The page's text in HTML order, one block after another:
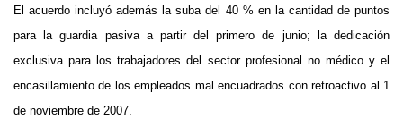
El acuerdo incluyó además la suba del 40 % en la cantidad de puntos
para la guardia pasiva a partir del primero de junio; la dedicación
exclusiva para los trabajadores del sector profesional no médico y el
encasillamiento de los empleados mal encuadrados con retroactivo al 1
de noviembre de 2007.